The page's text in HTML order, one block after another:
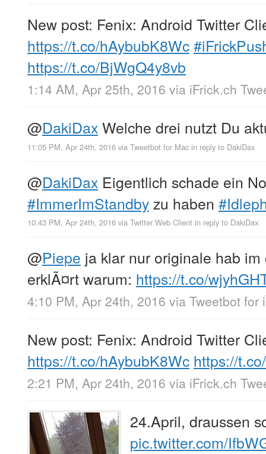
New post: Fenix: Android Twitter
https://t.co/hAybubK8Wc
https://t.co/BjWgQ4y8vb
1:14 AM, Apr 25th, 2016 via iFrick.ch
@DakiDaxWelche drei nutzt Du
11:05 PM, Apr 24th, 2016 via Tweetbot for Mac in reply to DakiDax
@DakiDax Eigentlich schade ein
#ImmerImStandbyzu haben
10:43 PM, Apr 24th, 2016 via Twitter Web Client in reply to DakiDax
@Piepe ja klar nur originale hab im
erklÃ¤rt warum: https://t.co/
4:10 PM, Apr 24th, 2016 via Tweetbot for
New post: Fenix: Android Twitter
https://t.co/hAybubK8Wc https://
2:21 PM, Apr 24th, 2016 via iFrick.ch
24.April, draussen
pic.twitter.com/